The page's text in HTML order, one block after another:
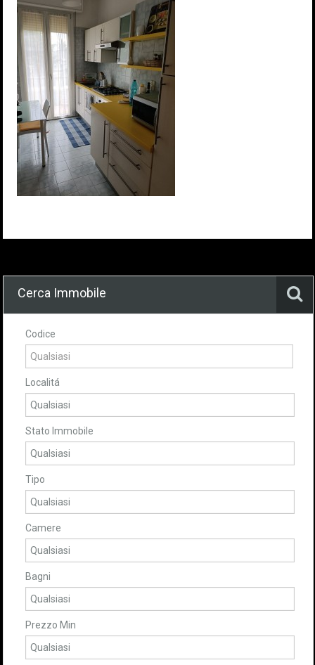
Cerca Immobile
Codice
Localitá
Stato Immobile
Tipo
Camere
Bagni
Prezzo Min